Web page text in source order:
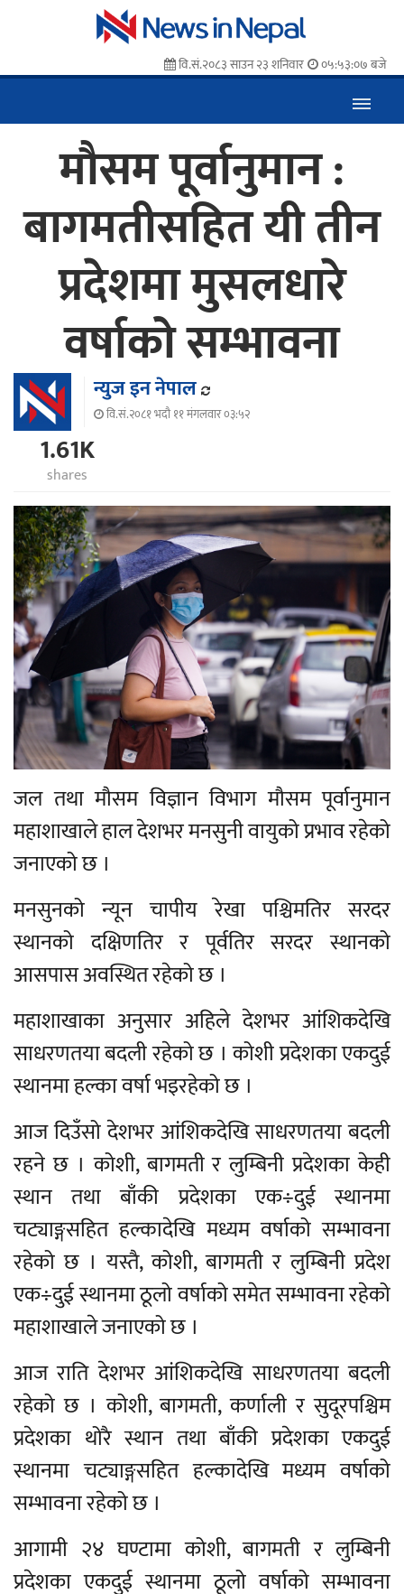
वि.सं.२०८३ साउन २३ शनिवार ०५:५३:०८ बजे
मौसम पूर्वानुमान :
बागमतीसहित यी तीन
प्रदेशमा मुसलधारे
वर्षाको सम्भावना
न्युज इन नेपाल
वि.सं.२०८१ भदौ ११ मंगलवार ०३:५२
1.61K
shares
जल तथा मौसम विज्ञान विभाग मौसम पूर्वानुमान
महाशाखाले हाल देशभर मनसुनी वायुको प्रभाव रहेको
जनाएको छ ।
मनसुनको न्यून चापीय रेखा पश्चिमतिर सरदर
स्थानको दक्षिणतिर र पूर्वतिर सरदर स्थानको
आसपास अवस्थित रहेको छ ।
महाशाखाका अनुसार अहिले देशभर आंशिकदेखि
साधरणतया बदली रहेको छ । कोशी प्रदेशका एकदुई
स्थानमा हल्का वर्षा भइरहेको छ ।
आज दिउँसो देशभर आंशिकदेखि साधरणतया बदली
रहने छ । कोशी, बागमती र लुम्बिनी प्रदेशका केही
स्थान तथा बाँकी प्रदेशका एक÷दुई स्थानमा
चट्याङ्गसहित हल्कादेखि मध्यम वर्षाको सम्भावना
रहेको छ । यस्तै, कोशी, बागमती र लुम्बिनी प्रदेश
एक÷दुई स्थानमा ठूलो वर्षाको समेत सम्भावना रहेको
महाशाखाले जनाएको छ ।
आज राति देशभर आंशिकदेखि साधरणतया बदली
रहेको छ । कोशी, बागमती, कर्णाली र सुदूरपश्चिम
प्रदेशका थोरै स्थान तथा बाँकी प्रदेशका एकदुई
स्थानमा चट्याङ्गसहित हल्कादेखि मध्यम वर्षाको
सम्भावना रहेको छ ।
आगामी २४ घण्टामा कोशी, बागमती र लुम्बिनी
प्रदेशका एकदुई स्थानमा ठूलो वर्षाको सम्भावना